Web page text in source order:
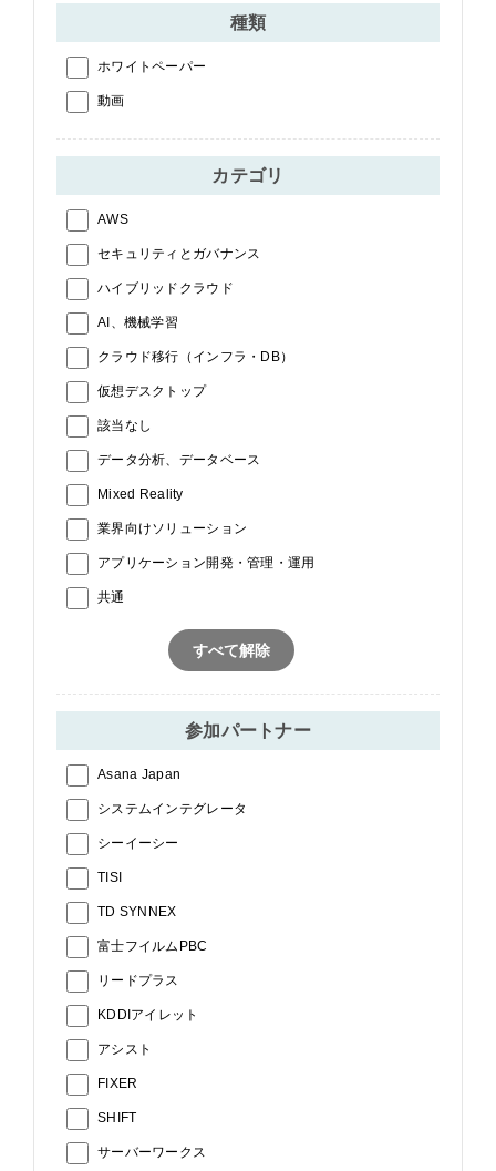
種類
ホワイトペーパー
動画
カテゴリ
AWS
セキュリティとガバナンス
ハイブリッドクラウド
AI、機械学習
クラウド移行（インフラ・DB）
仮想デスクトップ
該当なし
データ分析、データベース
Mixed Reality
業界向けソリューション
アプリケーション開発・管理・運用
共通
すべて解除
参加パートナー
Asana Japan
システムインテグレータ
シーイーシー
TISI
TD SYNNEX
富士フイルムPBC
リードプラス
KDDIアイレット
アシスト
FIXER
SHIFT
サーバーワークス